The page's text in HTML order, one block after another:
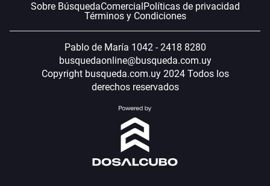
Sobre BúsquedaComercial Políticas de privacidad
Términos y Condiciones
Pablo de María 1042 - 2418 8280
busquedaonline@busqueda.com.uy
Copyright busqueda.com.uy 2024 Todos los
derechos reservados